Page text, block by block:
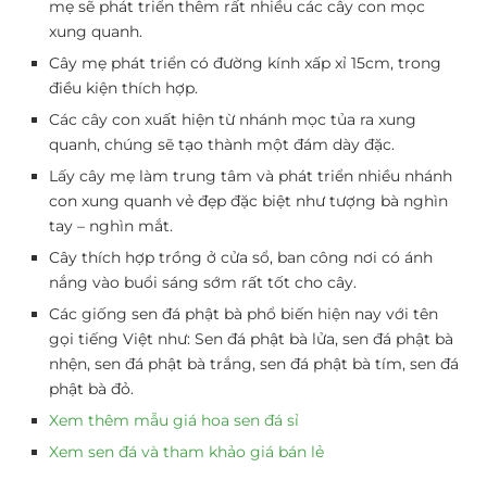
mẹ sẽ phát triển thêm rất nhiều các cây con mọc
xung quanh.
Cây mẹ phát triển có đường kính xấp xỉ 15cm, trong
điều kiện thích hợp.
Các cây con xuất hiện từ nhánh mọc tủa ra xung
quanh, chúng sẽ tạo thành một đám dày đặc.
Lấy cây mẹ làm trung tâm và phát triển nhiều nhánh
con xung quanh vẻ đẹp đặc biệt như tượng bà nghìn
tay – nghìn mắt.
Cây thích hợp trồng ở cửa sổ, ban công nơi có ánh
nắng vào buổi sáng sớm rất tốt cho cây.
Các giống sen đá phật bà phổ biến hiện nay với tên
gọi tiếng Việt như: Sen đá phật bà lửa, sen đá phật bà
nhện, sen đá phật bà trắng, sen đá phật bà tím, sen đá
phật bà đỏ.
Xem thêm mẫu giá hoa sen đá sỉ
Xem sen đá và tham khảo giá bán lẻ